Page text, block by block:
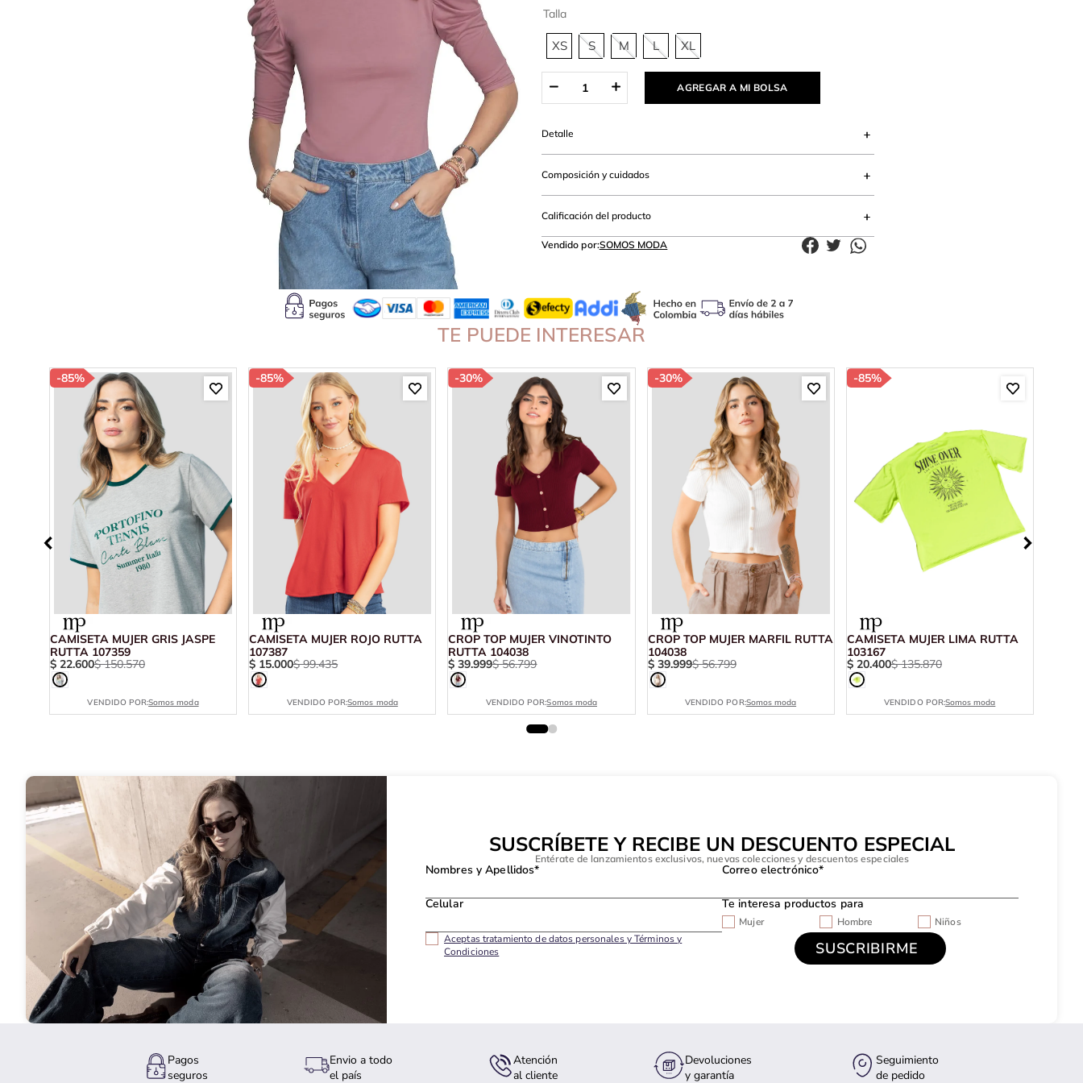
Talla
XS S M L XL
AGREGAR A MI BOLSA
Detalle
Composición y cuidados
Calificación del producto
Vendido por:SOMOS MODA
TE PUEDE INTERESAR
-85%
CAMISETA MUJER GRIS JASPE
RUTTA 107359
$ 22.600$ 150.570
VENDIDO POR:Somos moda
-85%
CAMISETA MUJER ROJO RUTTA
107387
$ 15.000$ 99.435
VENDIDO POR:Somos moda
-30%
CROP TOP MUJER VINOTINTO
RUTTA 104038
$ 39.999$ 56.799
VENDIDO POR:Somos moda
-30%
CROP TOP MUJER MARFIL RUTTA
104038
$ 39.999$ 56.799
VENDIDO POR:Somos moda
-85%
CAMISETA MUJER LIMA RUTTA
103167
$ 20.400$ 135.870
VENDIDO POR:Somos moda
SUSCRÍBETE Y RECIBE UN DESCUENTO ESPECIAL
Entérate de lanzamientos exclusivos, nuevas colecciones y descuentos especiales
Nombres y Apellidos* Correo electrónico*
Celular Te interesa productos para
Mujer Hombre
Niños
Aceptas tratamiento de datos personales y Términos y
Condiciones
Pagos
seguros
Envio a todo
el país
Atención
al cliente
Devoluciones
y garantía
Seguimiento
de pedido